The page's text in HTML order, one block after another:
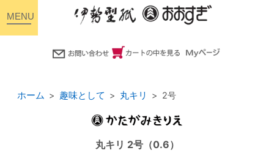
ホーム 趣味として 丸キリ 2号
丸キリ 2号（0.6）
toggle
navigation